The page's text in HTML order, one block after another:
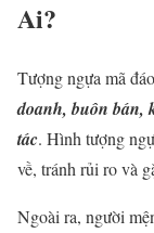
Ai?
Tượng ngựa mã
doanh, buôn bán,
tác. Hình tượng
về, tránh rủi ro và
Ngoài ra, người